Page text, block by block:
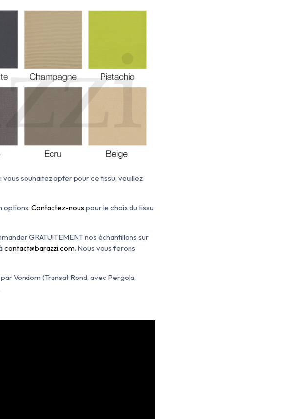
souhaitez opter pour ce tissu, veuillez
options. Contactez-nous pour le choix du tissu
GRATUITEMENT nos échantillons sur
contact@barazzi.com. Nous vous ferons
Vondom (Transat Rond, avec Pergola,
.